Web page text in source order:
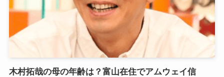
木村拓哉の母の年齢は？富山在住でアムウェイ信